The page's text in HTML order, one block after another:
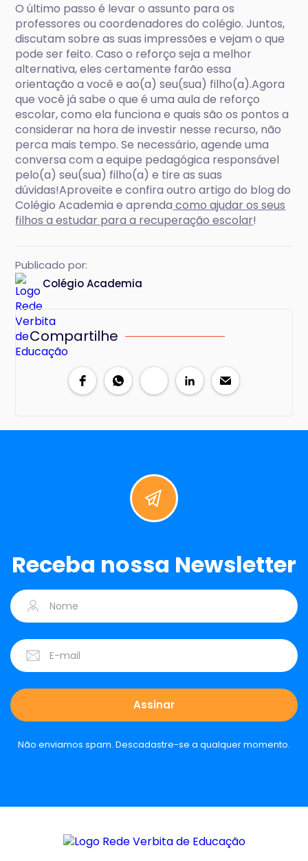
O último passo é levar o assunto para os
professores ou coordenadores do colégio. Juntos,
discutam sobre as suas impressões e vejam o que
pode ser feito. Caso o reforço seja a melhor
alternativa, eles certamente farão essa
orientação a você e ao(a) seu(sua) filho(a).Agora
que você já sabe o que é uma aula de reforço
escolar, como ela funciona e quais são os pontos a
considerar na hora de investir nesse recurso, não
perca mais tempo. Se necessário, agende uma
conversa com a equipe pedagógica responsável
pelo(a) seu(sua) filho(a) e tire as suas
dúvidas!Aproveite e confira outro artigo do blog do
Colégio Academia e aprenda como ajudar os seus
filhos a estudar para a recuperação escolar!
Publicado por:
Colégio Academia
Compartilhe
Receba nossa Newsletter
Não enviamos spam. Descadastre-se a qualquer momento.